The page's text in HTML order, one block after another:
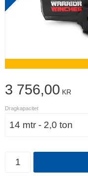
3 756,00 KR
Dragkapacitet